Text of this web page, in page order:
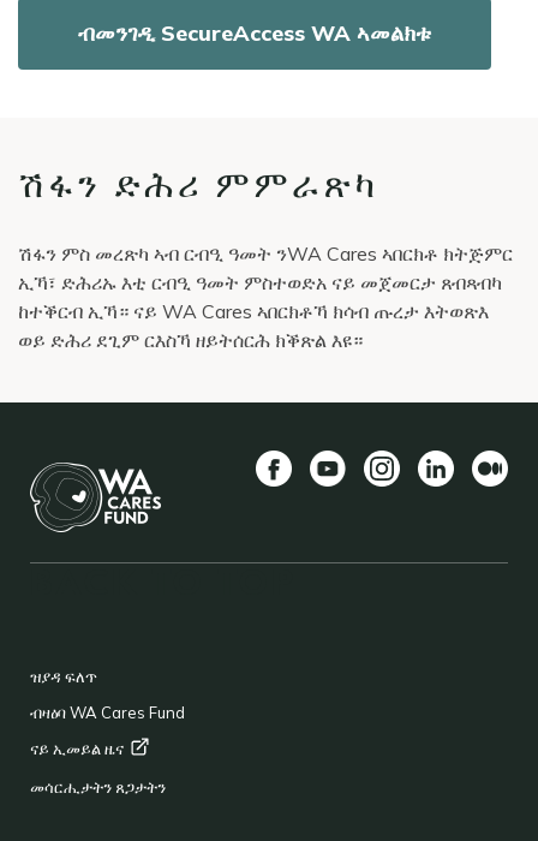
ብመንገዲ SecureAccess WA ኣመልክቱ
ሽፋን ድሕሪ ምምራጽካ
ሽፋን ምስ መረጽካ ኣብ ርብዒ ዓመት ንWA Cares ኣበርክቶ ክትጅምር
ኢኻ፣ ድሕሪኡ እቲ ርብዒ ዓመት ምስተወድአ ናይ መጀመርታ ጸብጻብካ
ከተቕርብ ኢኻ። ናይ WA Cares ኣበርክቶኻ ክሳብ ጡረታ እትወጽእ
ወይ ድሕሪ ደጊም ርእስኻ ዘይትሰርሕ ክቕጽል እዩ።
ዝያዳ ፍለጥ
ብዛዕባ WA Cares Fund
ናይ ኢመይልዜና
መሳርሒታትን ጸጋታትን